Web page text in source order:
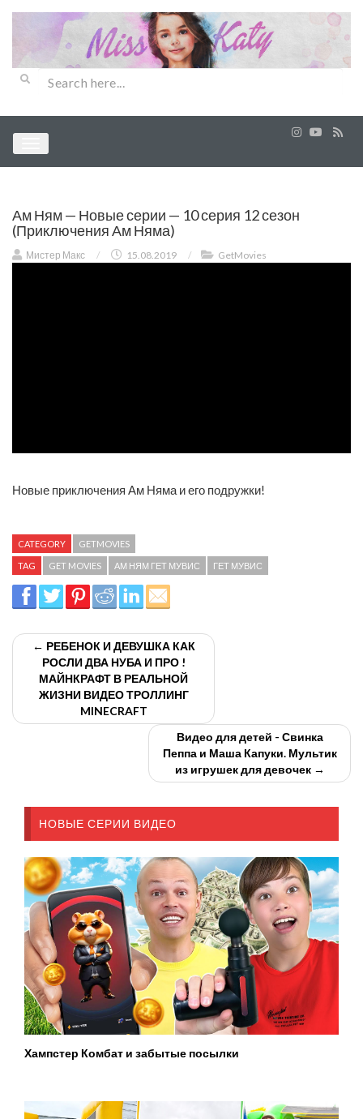
Ам Ням — Новые серии — 10 серия 12 сезон
(Приключения Ам Няма)
Мистер Макс / 15.08.2019 / GetMovies
Новые приключения Ам Няма и его подружки!
CATEGORY GETMOVIES
TAG GET MOVIES АМ НЯМ ГЕТ МУВИС ГЕТ МУВИС
← РЕБЕНОК И ДЕВУШКА КАК
РОСЛИ ДВА НУБА И ПРО !
МАЙНКРАФТ В РЕАЛЬНОЙ
ЖИЗНИ ВИДЕО ТРОЛЛИНГ
MINECRAFT
Видео для детей - Свинка
Пеппа и Маша Капуки. Мультик
из игрушек для девочек →
НОВЫЕ СЕРИИ ВИДЕО
Хампстер Комбат и забытые посылки